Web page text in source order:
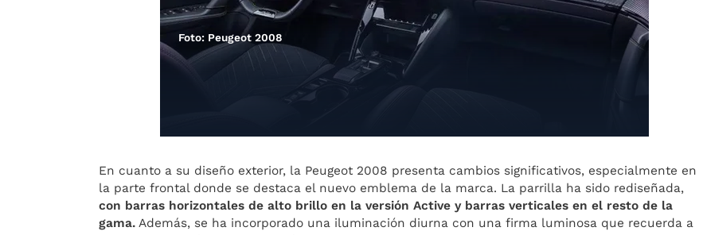
Foto: Peugeot 2008
En cuanto a su diseño exterior, la Peugeot 2008 presenta cambios significativos, especialmente en
la parte frontal donde se destaca el nuevo emblema de la marca. La parrilla ha sido rediseñada,
con barras horizontales de alto brillo en la versión Active y barras verticales en el resto de la
gama. Además, se ha incorporado una iluminación diurna con una firma luminosa que recuerda a